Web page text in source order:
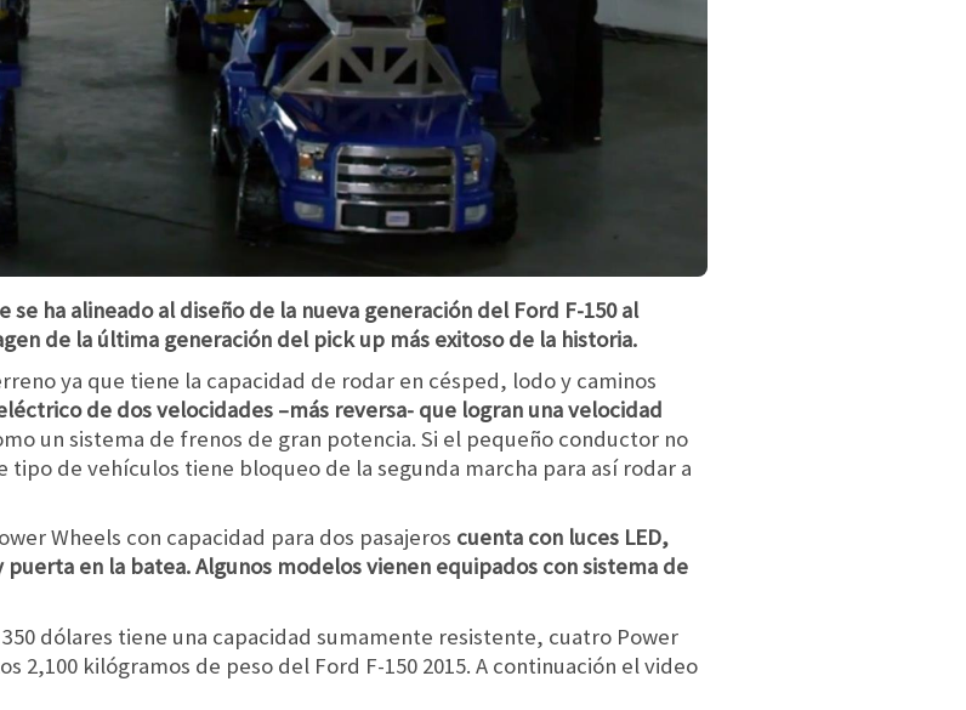
se ha alineado al diseño de la nueva generación del Ford F-150 al
de la última generación del pick up más exitoso de la historia.
ya que tiene la capacidad de rodar en césped, lodo y caminos
de dos velocidades –más reversa- que logran una velocidad
un sistema de frenos de gran potencia. Si el pequeño conductor no
de vehículos tiene bloqueo de la segunda marcha para así rodar a
Wheels con capacidad para dos pasajeros cuenta con luces LED,
en la batea. Algunos modelos vienen equipados con sistema de
dólares tiene una capacidad sumamente resistente, cuatro Power
2,100 kilógramos de peso del Ford F-150 2015. A continuación el video